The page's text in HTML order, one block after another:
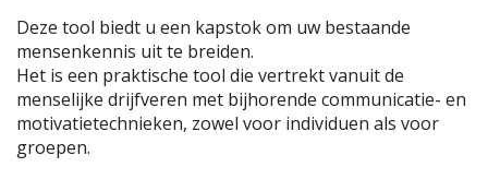
Deze tool biedt u een kapstok om uw bestaande
mensenkennis uit te breiden.
Het is een praktische tool die vertrekt vanuit de
menselijke drijfveren met bijhorende communicatie- en
motivatietechnieken, zowel voor individuen als voor
groepen.